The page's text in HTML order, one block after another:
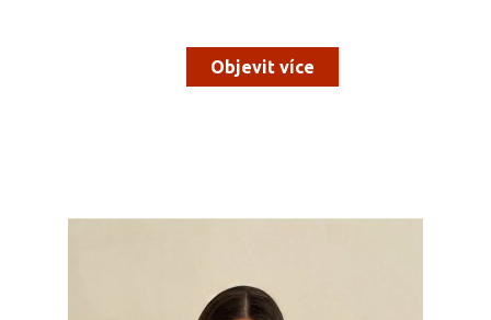
Objevit více